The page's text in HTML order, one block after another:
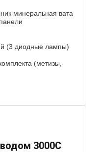
минеральная вата
(3 диодные лампы)
(метизы,
3000С